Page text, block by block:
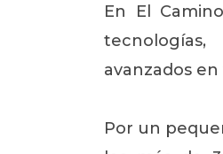
En El
avanzados en
Por un